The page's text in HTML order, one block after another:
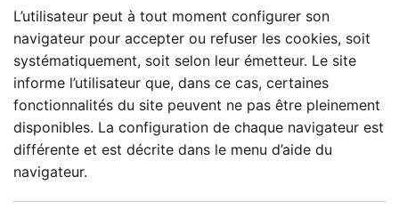
L’utilisateur peut à tout moment configurer son
navigateur pour accepter ou refuser les cookies, soit
systématiquement, soit selon leur émetteur. Le site
informe l’utilisateur que, dans ce cas, certaines
fonctionnalités du site peuvent ne pas être pleinement
disponibles. La configuration de chaque navigateur est
différente et est décrite dans le menu d’aide du
navigateur.